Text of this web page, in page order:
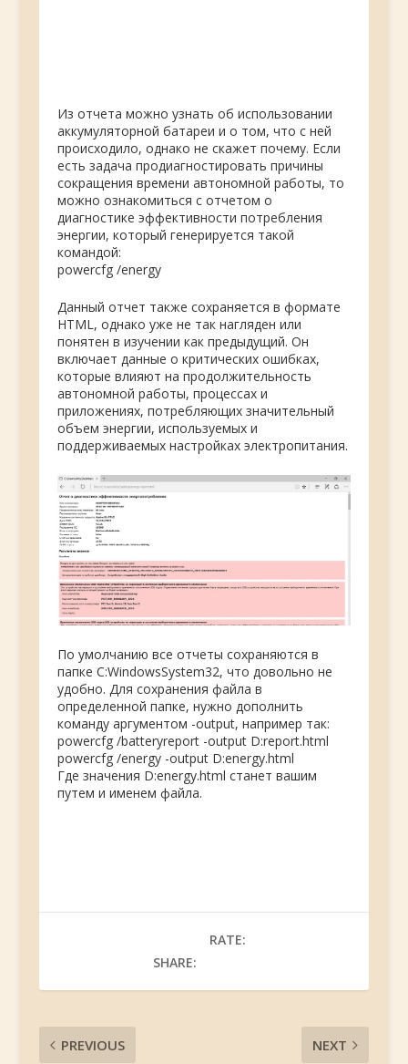
Из отчета можно узнать об использовании
аккумуляторной батареи и о том, что с ней
происходило, однако не скажет почему. Если
есть задача продиагностировать причины
сокращения времени автономной работы, то
можно ознакомиться с отчетом о
диагностике эффективности потребления
энергии, который генерируется такой
командой:
powercfg /energy
Данный отчет также сохраняется в формате
HTML, однако уже не так нагляден или
понятен в изучении как предыдущий. Он
включает данные о критических ошибках,
которые влияют на продолжительность
автономной работы, процессах и
приложениях, потребляющих значительный
объем энергии, используемых и
поддерживаемых настройках электропитания.
По умолчанию все отчеты сохраняются в
папке C:WindowsSystem32, что довольно не
удобно. Для сохранения файла в
определенной папке, нужно дополнить
команду аргументом -output, например так:
powercfg /batteryreport -output D:report.html
powercfg /energy -output D:energy.html
Где значения D:energy.html станет вашим
путем и именем файла.
SHARE:
RATE:
PREVIOUS NEXT